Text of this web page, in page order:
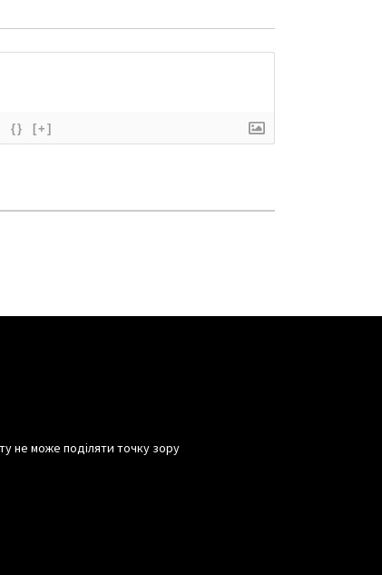
{} [+]
не може поділяти точку зору